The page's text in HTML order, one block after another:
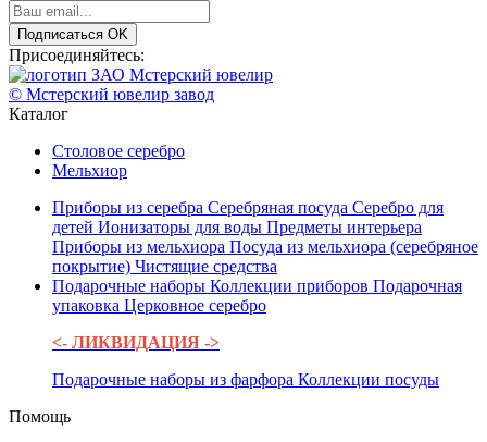
Подписаться OK
Присоединяйтесь:
© Мстерский ювелир завод
Каталог
Столовое серебро
Мельхиор
Приборы из серебра Серебряная посуда Серебро для
детей Ионизаторы для воды Предметы интерьера
Приборы из мельхиора Посуда из мельхиора (серебряное
покрытие) Чистящие средства
Подарочные наборы Коллекции приборов Подарочная
упаковка Церковное серебро
<- ЛИКВИДАЦИЯ ->
Подарочные наборы из фарфора Коллекции посуды
Помощь